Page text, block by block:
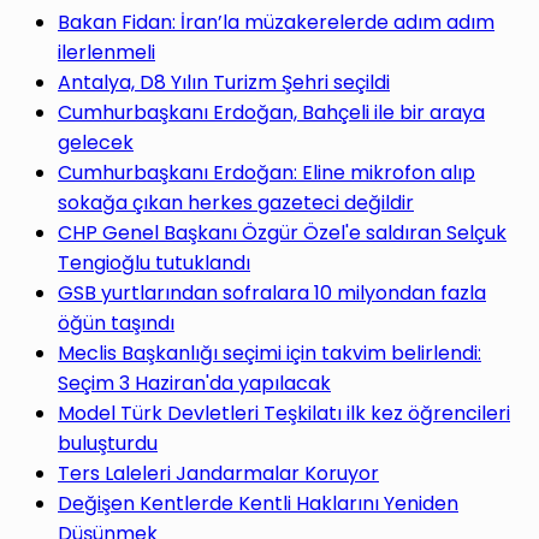
yap
...
Bakan Fidan: İran’la müzakerelerde adım adım
ilerlenmeli
Antalya, D8 Yılın Turizm Şehri seçildi
Cumhurbaşkanı Erdoğan, Bahçeli ile bir araya
gelecek
Cumhurbaşkanı Erdoğan: Eline mikrofon alıp
sokağa çıkan herkes gazeteci değildir
CHP Genel Başkanı Özgür Özel'e saldıran Selçuk
Tengioğlu tutuklandı
GSB yurtlarından sofralara 10 milyondan fazla
öğün taşındı
Meclis Başkanlığı seçimi için takvim belirlendi:
Seçim 3 Haziran'da yapılacak
Model Türk Devletleri Teşkilatı ilk kez öğrencileri
buluşturdu
Ters Laleleri Jandarmalar Koruyor
Değişen Kentlerde Kentli Haklarını Yeniden